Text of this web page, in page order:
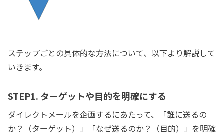
ステップごとの具体的な方法について、以下より解説して
いきます。
STEP1. ターゲットや目的を明確にする
ダイレクトメールを企画するにあたって、「誰に送るの
か？（ターゲット）」「なぜ送るのか？（目的）」を明確